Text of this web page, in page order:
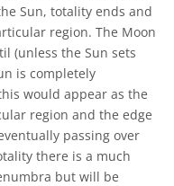
Sun, totality ends and
region. The Moon
(unless the Sun sets
is completely
would appear as the
region and the edge
passing over
there is a much
but will be